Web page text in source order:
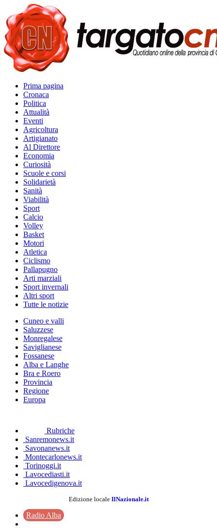
Prima pagina
Cronaca
Politica
Attualità
Eventi
Agricoltura
Artigianato
Al Direttore
Economia
Curiosità
Scuole e corsi
Solidarietà
Sanità
Viabilità
Sport
Calcio
Volley
Basket
Motori
Atletica
Ciclismo
Pallapugno
Arti marziali
Sport invernali
Altri sport
Tutte le notizie
Cuneo e valli
Saluzzese
Monregalese
Saviglianese
Fossanese
Alba e Langhe
Bra e Roero
Provincia
Regione
Europa
Rubriche
Sanremonews.it
Savonanews.it
Montecarlonews.it
Torinoggi.it
Lavocediasti.it
Lavocedigenova.it
Edizione locale IlNazionale.it
Radio Alba